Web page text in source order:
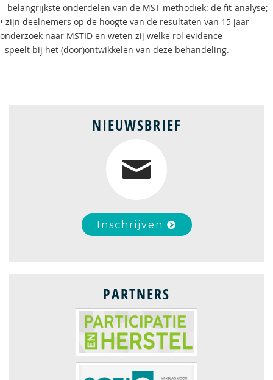
belangrijkste onderdelen van de MST-methodiek: de fit-analyse;
• zijn deelnemers op de hoogte van de resultaten van 15 jaar
onderzoek naar MSTID en weten zij welke rol evidence
speelt bij het (door)ontwikkelen van deze behandeling.
NIEUWSBRIEF
Inschrijven
PARTNERS